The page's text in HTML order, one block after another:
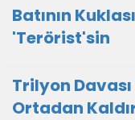
Batının
'Terörist'sin
Trilyon
Ortadan